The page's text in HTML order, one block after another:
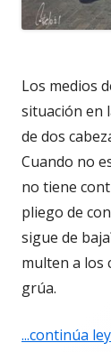
Los medios
situación en
de dos
Cuando no
no tiene
pliego de
sigue de
multen a los
grúa.
...continúa